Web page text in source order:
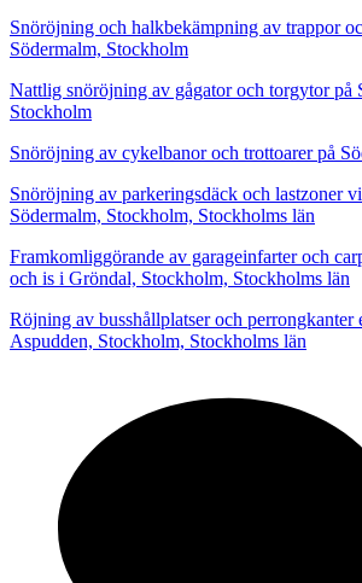
Snöröjning och halkbekämpning av trappor
Södermalm, Stockholm
Nattlig snöröjning av gågator och torgytor på
Stockholm
Snöröjning av cykelbanor och trottoarer på
Snöröjning av parkeringsdäck och lastzoner
Södermalm, Stockholm, Stockholms län
Framkomliggörande av garageinfarter och
och is i Gröndal, Stockholm, Stockholms län
Röjning av busshållplatser och perrongkanter
Aspudden, Stockholm, Stockholms län